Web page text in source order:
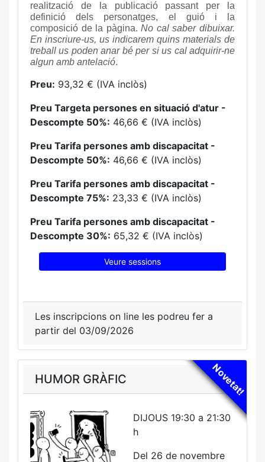
realització de la publicació passant per la
definició dels personatges, el guió i la
composició de la pàgina.No cal saber dibuixar.
En inscriure-us, us indicarem quins materials de
treball us poden anar bé per si us cal adquirir-ne
algun amb antelació.
Preu: 93,32 € (IVA inclòs)
Preu Targeta persones en situació d'atur -
Descompte 50%: 46,66 € (IVA inclòs)
Preu Tarifa persones amb discapacitat -
Descompte 50%: 46,66 € (IVA inclòs)
Preu Tarifa persones amb discapacitat -
Descompte 75%: 23,33 € (IVA inclòs)
Preu Tarifa persones amb discapacitat -
Descompte 30%: 65,32 € (IVA inclòs)
Veure sessions
Les inscripcions on line les podreu fer a
partir del 03/09/2026
Novetat!
HUMOR GRÀFIC
DIJOUS 19:30 a 21:30
h
Del 26 de novembre